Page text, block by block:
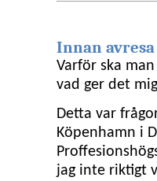
Innan avresa
Varför ska
vad ger det
Detta var
Köpenhamn i
jag inte riktigt